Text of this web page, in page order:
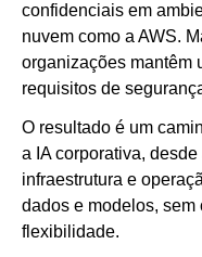
confidenciais em
nuvem como a AWS.
organizações mantêm
requisitos de
O resultado é um
a IA corporativa,
infraestrutura e
dados e modelos, sem
flexibilidade.